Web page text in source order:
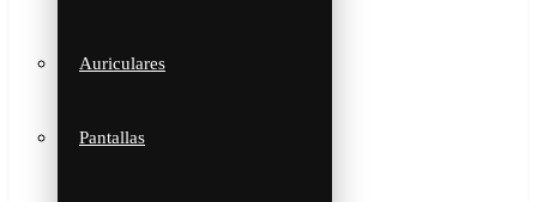
Auriculares
Pantallas